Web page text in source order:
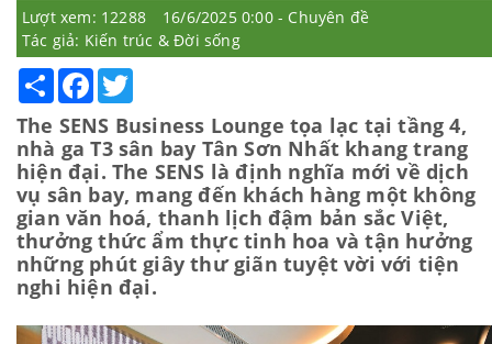
Lượt xem: 12288
16/6/2025 0:00 - Chuyên đề
Tác giả: Kiến trúc & Đời sống
Share Facebook
The SENS Business Lounge tọa lạc tại tầng 4,
nhà ga T3 sân bay Tân Sơn Nhất khang trang
hiện đại. The SENS là định nghĩa mới về dịch
vụ sân bay, mang đến khách hàng một không
gian văn hoá, thanh lịch đậm bản sắc Việt,
thưởng thức ẩm thực tinh hoa và tận hưởng
những phút giây thư giãn tuyệt vời với tiện
nghi hiện đại.